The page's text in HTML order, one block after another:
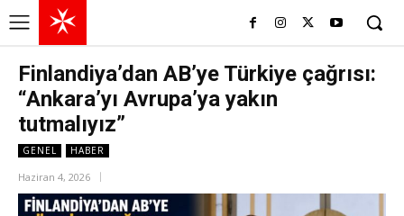
Finlandiya’dan AB’ye Türkiye çağrısı:
“Ankara’yı Avrupa’ya yakın
tutmalıyız”
GENEL HABER
Haziran 4, 2026